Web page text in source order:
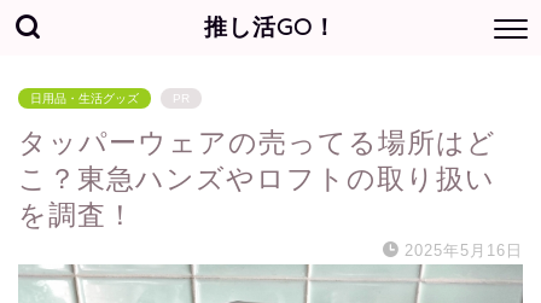
推し活GO！
日用品・生活グッズ PR
タッパーウェアの売ってる場所はど
こ？東急ハンズやロフトの取り扱い
を調査！
2025年5月16日